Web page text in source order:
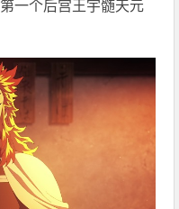
一个后宫王宇髄天元